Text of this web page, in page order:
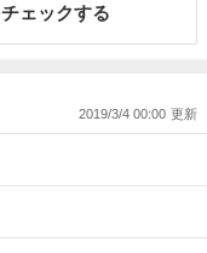
ェックする
2019/3/4 00:00